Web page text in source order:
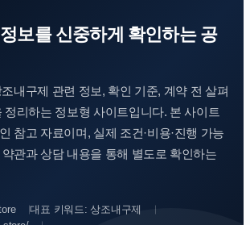
보를 신중하게 확인하는 공
내구제 관련 정보, 확인 기준, 계약 전 살펴
정리하는 정보형 사이트입니다. 본 사이트
참고 자료이며, 실제 조건·비용·진행 가능
관과 상담 내용을 통해 별도로 확인하는
대표 키워드: 상조내구제